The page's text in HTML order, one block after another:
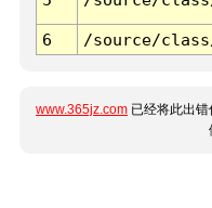
6 /source/
www.365jz.com 已经将此出